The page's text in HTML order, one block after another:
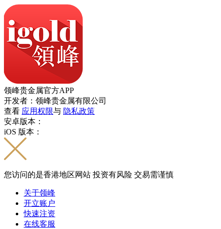
领峰贵金属官方APP
开发者：领峰贵金属有限公司
查看 应用权限与 隐私政策
安卓版本：
iOS 版本：
您访问的是香港地区网站 投资有风险 交易需谨慎
关于领峰
开立账户
快速注资
在线客服